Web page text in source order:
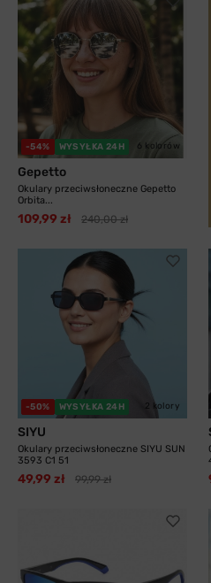
-54% WYSYŁKA 24H 6 kolorów
Gepetto
Okulary przeciwsłoneczne Gepetto
Orbita...
109,99 zł 240,00 zł
-50% WYSYŁKA 24H 2 kolory
SIYU
Okulary przeciwsłoneczne SIYU SUN
3593 C1 51
49,99 zł 99,99 zł